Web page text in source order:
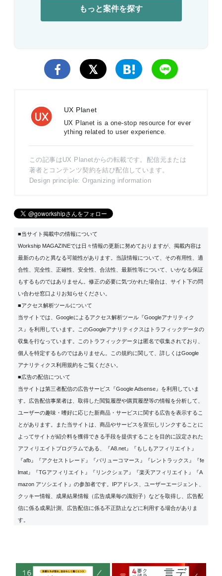
もっと案件を探す
UX Planet
UX Planet is a one-stop resource for ever
ything related to user experience.
この記事はUX Planetからの転載です。配信元または
著者とコンテンツ契約を結び配信しています。
Design principle: Organizing information
■当サイト掲載中の情報について
Workship MAGAZINEでは日々情報の更新に努めておりますが、掲載内容は
最新のものと異なる可能性があります。当該情報について、その有用性、適
合性、完全性、正確性、安全性、合法性、最新性等について、いかなる保証
もするものではありません。修正の必要に気づかれた場合は、サイト下の問
い合わせ窓口よりお知らせください。
■アクセス解析ツールについて
当サイトでは、Googleによるアクセス解析ツール『Googleアナリティク
ス』を利用しています。このGoogleアナリティクスはトラフィックデータの
収集を行なっています。このトラフィックデータは匿名で収集されており、
個人を特定するものではありません。この規約に関して、詳しくはGoogle
アナリティクス利用規約をご覧ください。
■広告の配信について
当サイトは第三者配信の広告サービス『Google Adsense』を利用していま
す。広告配信事業者は、取得した閲覧履歴や購買履歴等の情報を分析して、
ユーザーの趣味・嗜好に応じた新商品・サービスに関する広告を表示するこ
とがあります。また当サイトは、商品やサービスを宣伝しリンクすることに
よってサイトが紹介料を獲得できる手段を提供することを目的に設定された
アフィリエイトプログラムである、『A8.net』『もしもアフィリエイト』
『afb』『アクセストレード』『バリューコマース』『レントラックス』『fe
lmat』『TGアフィリエイト』『リンクシェア』『楽天アフィリエイト』『A
mazon アソシエイト』の参加者です。IPアドレス、ユーザーエージェント、
クッキー情報、成果結果情報（広告成果毎の識別子）などを取得し、広告配
信に係る成果計測、広告配信に係る不正防止などに利用する場合がありま
す。